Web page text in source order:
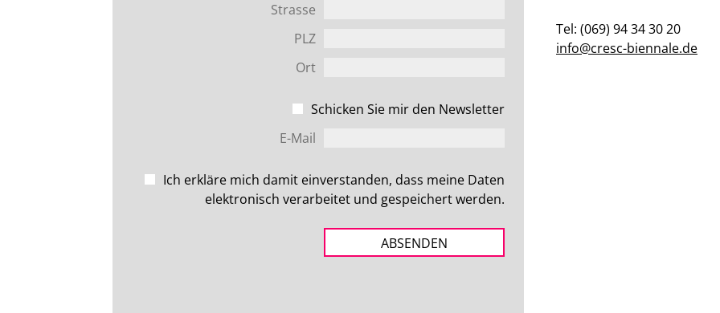
FÖRDERER
Strasse
PLZ
Ort
Schicken Sie mir den Newsletter
E-Mail
Ich erkläre mich damit einverstanden, dass meine Daten
elektronisch verarbeitet und gespeichert werden.
ABSENDEN
Tel: (069) 94 34 30 20
info@cresc-biennale.de